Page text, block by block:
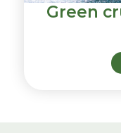
Green